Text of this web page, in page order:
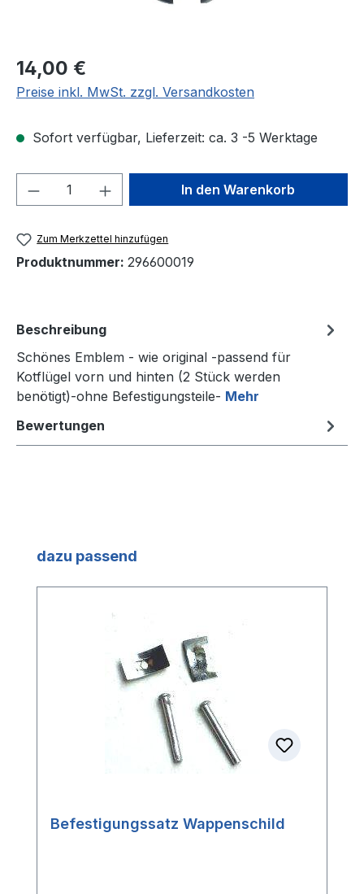
Regulärer Preis:
14,00 €
Preise inkl. MwSt. zzgl. Versandkosten
Sofort verfügbar, Lieferzeit: ca. 3 -5 Werktage
Produkt Anzahl: Gib denIn den Warenkorb
Zum Merkzettel hinzufügen
Produktnummer: 296600019
Beschreibung
Schönes Emblem - wie original -passend für
Kotflügel vorn und hinten (2 Stück werden
benötigt)-ohne Befestigungsteile- Mehr
Bewertungen
Produktgalerie überspringen
dazu passend
Befestigungssatz Wappenschild